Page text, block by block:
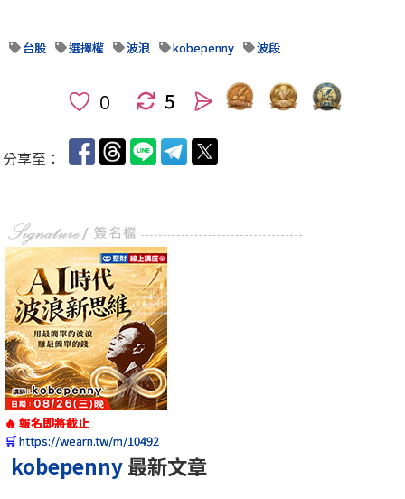
台股 選擇權 波浪 kobepenny 波段
5
分享至：
🔥 報名即將截止
🛒https://wearn.tw/m/10492
kobepenny最新文章